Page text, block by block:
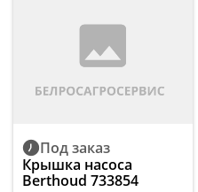
Под заказ
Крышка насоса
Berthoud 733854